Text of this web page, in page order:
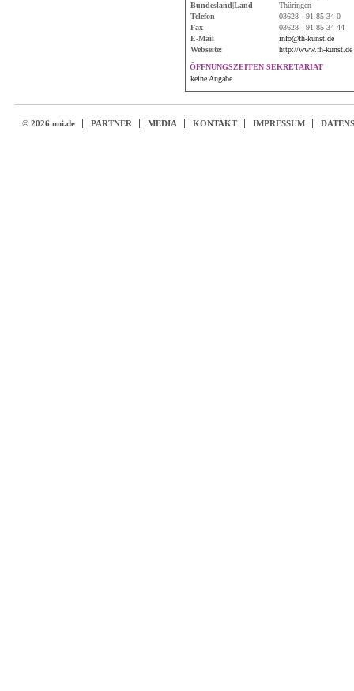
Bundesland|Land
Thüringen
Telefon
03628 - 91 85 34-0
Fax
03628 - 91 85 34-44
E-Mail
info@fh-kunst.de
Webseite:
http://www.fh-kunst.de
ÖFFNUNGSZEITEN SEKRETARIAT
keine Angabe
© 2026 uni.de PARTNER MEDIA KONTAKT IMPRESSUM